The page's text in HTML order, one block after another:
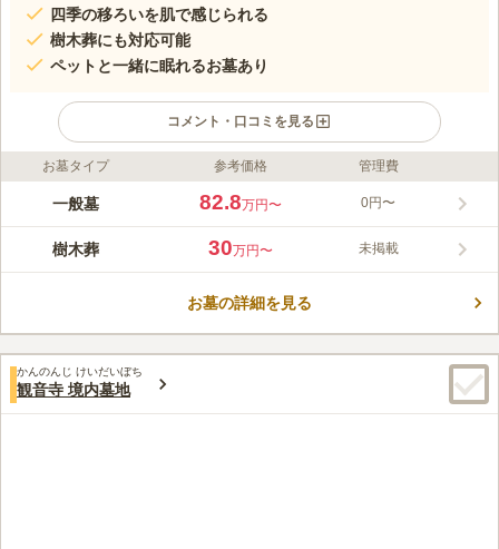
四季の移ろいを肌で感じられる
樹木葬にも対応可能
ペットと一緒に眠れるお墓あり
コメント・口コミを見る
ライフドット編集部のコメント
京阪奈墓地公園は、自然を身近に感じることができるガーデン墓
た管理料のみで永代に渡り墓地管理を保証してくれます。 樹木
葬やペットと眠れるお墓など、多彩なニーズに応えており、自分
ので、信仰を大切にできます。
みんなの評価
3.6 口コミ10件
50代女性
霊園周辺にはこれといって何もありません。少し車を走らせれ
ば、滋賀、京都にも近くお墓参りの後にドライブがてらに行っています。
口コミの続きを読む
お墓タイプ 参考価格 管理費
一般墓 82.8万円〜 0円〜
樹木葬 30万円〜 未掲載
お墓の詳細を見る
かんのんじ けいだいぼち
観音寺 境内墓地